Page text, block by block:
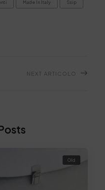
Made In Italy Ssip
NEXT ARTICOLO
Old